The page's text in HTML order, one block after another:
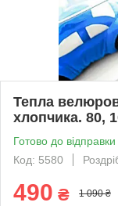
Тепла
хлопчика. 80,
Готово до відправки
Код: 5580
490 ₴ 1 090 ₴